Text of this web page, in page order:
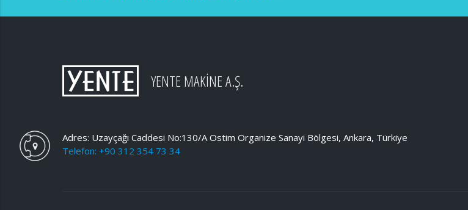
YENTE MAKİNE A.Ş.
Adres: Uzayçağı Caddesi No:130/A Ostim Organize Sanayi Bölgesi, Ankara, Türkiye
Telefon: +90 312 354 73 34